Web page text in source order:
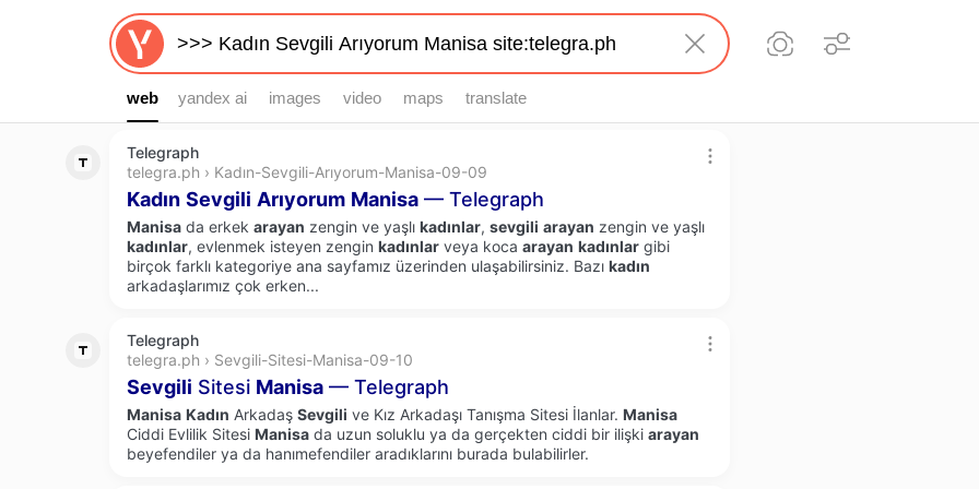
web
web yandex ai images video maps translate
Telegraph
telegra.ph › Kadın-Sevgili-Arıyorum-Manisa-09-09
Kadın Sevgili Arıyorum Manisa — Telegraph
Manisa da erkek arayan zengin ve yaşlı kadınlar, sevgili arayan zengin ve yaşlı
kadınlar, evlenmek isteyen zengin kadınlar veya koca arayan kadınlar gibi
birçok farklı kategoriye ana sayfamız üzerinden ulaşabilirsiniz. Bazı kadın
arkadaşlarımız çok erken...
Telegraph
telegra.ph › Sevgili-Sitesi-Manisa-09-10
Sevgili Sitesi Manisa — Telegraph
Manisa Kadın Arkadaş Sevgili ve Kız Arkadaşı Tanışma Sitesi İlanlar. Manisa
Ciddi Evlilik Sitesi Manisa da uzun soluklu ya da gerçekten ciddi bir ilişki arayan
beyefendiler ya da hanımefendiler aradıklarını burada bulabilirler.